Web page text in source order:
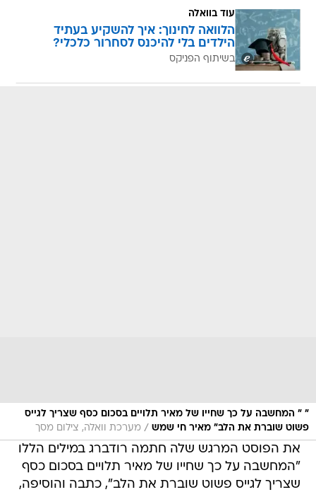
עוד בוואלה
הלוואה לחינוך: איך להשקיע בעתיד
הילדים בלי להיכנס לסחרור כלכלי?
בשיתוף הפניקס
" " המחשבה על כך שחייו של מאיר תלויים בסכום כסף שצריך לגייס
פשוט שוברת את הלב" מאיר חי שמש / מערכת וואלה, צילום מסך
את הפוסט המרגש שלה חתמה רודברג במילים הללו
"המחשבה על כך שחייו של מאיר תלויים בסכום כסף
שצריך לגייס פשוט שוברת את הלב", כתבה והוסיפה,